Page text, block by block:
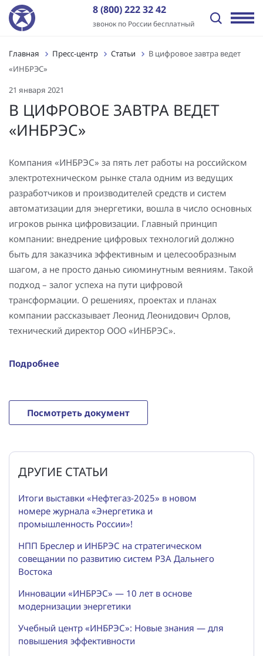
8 (800) 222 32 42
звонок по России бесплатный
Назад
Передача электроэнергии
Распределение электроэнергии
Нефтегазовый сектор
Промышленные предприятия
Инфраструктура и ЖКХ
Генерация электроэнергии
Назад
Промышленная автоматизация
Цифровая трансформация
Релейная защита и автоматика
Автоматизированные сбор и анализ информации об
аварийных событиях
Технический и коммерческий учет
Повышение надежности электроснабжения
Назад
ПТК «ИНБРЭС»
Программное обеспечение
Шкафы АСУ ТП/ССПИ/ТМ
Типовые шкафы АСУ ТП ПАО «Россети»
Многофункциональные устройства защиты и
Шкафы РЗА 110-220 кВ
Устройства релейной защиты и автоматики
присоединений 6-35кВ
Сбор и анализ информации об аварийных событиях
Оборудование компенсации емкостных токов
БАВР
Назад
Генподрядные услуги
Комплексная поставка оборудования
Цифровое проектирование ПС и электрических сетей
Проектные работы
Пуско-наладочные работы
Подготовка персонала АСУ ТП и РЗА
Назад
Новости
Статьи
Назад
История
Отзывы
Лицензии и сертификаты
Вакансии
Контакты
Главная Пресс-центр Статьи
В цифровое завтра ведет
«ИНБРЭС»
21 января 2021
В ЦИФРОВОЕ ЗАВТРА ВЕДЕТ
«ИНБРЭС»
Компания «ИНБРЭС» за пять лет работы на российском
электротехническом рынке стала одним из ведущих
разработчиков и производителей средств и систем
автоматизации для энергетики, вошла в число основных
игроков рынка цифровизации. Главный принцип
компании: внедрение цифровых технологий должно
быть для заказчика эффективным и целесообразным
шагом, а не просто данью сиюминутным веяниям. Такой
подход – залог успеха на пути цифровой
трансформации. О решениях, проектах и планах
компании рассказывает Леонид Леонидович Орлов,
технический директор ООО «ИНБРЭС».
Ознакомиться с полной версией статьи вы можете,
Подробнее
Посмотреть документ
ДРУГИЕ СТАТЬИ
Итоги выставки «Нефтегаз-2025» в новом
номере журнала «Энергетика и
промышленность России»!
НПП Бреслер и ИНБРЭС на стратегическом
совещании по развитию систем РЗА Дальнего
Востока
Инновации «ИНБРЭС» — 10 лет в основе
модернизации энергетики
Учебный центр «ИНБРЭС»: Новые знания — для
повышения эффективности